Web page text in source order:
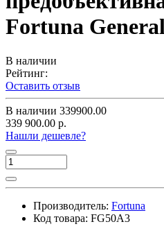
Fortuna
В наличии
Рейтинг:
Оставить отзыв
В наличии 339900.00
339 900.00 р.
Нашли дешевле?
Производитель: Fortuna
Код товара: FG50A3